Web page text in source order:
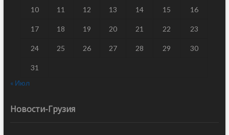
10 11 12 13 14 15 16
17 18 19 20 21 22 23
24 25 26 27 28 29 30
31
« Июл
Новости-Грузия